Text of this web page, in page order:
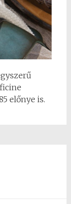
előnye is.